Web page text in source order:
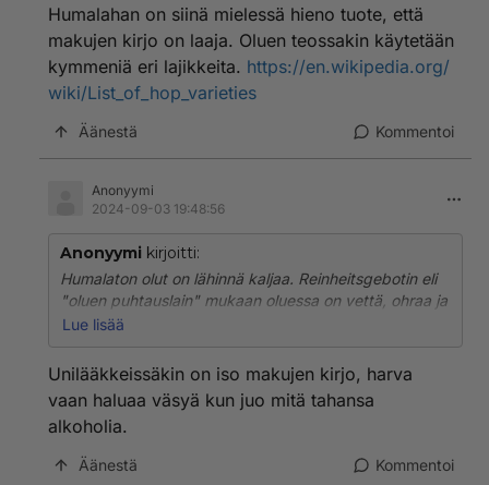
Humalahan on siinä mielessä hieno tuote, että
makujen kirjo on laaja. Oluen teossakin käytetään
kymmeniä eri lajikkeita. https://en.wikipedia.org/
wiki/List_of_hop_varieties
Äänestä Kommentoi
Anonyymi
2024-09-03 19:48:56
Anonyymi kirjoitti:
Humalaton olut on lähinnä kaljaa. Reinheitsgebotin eli
"oluen puhtauslain" mukaan oluessa on vettä, ohraa ja
humalaa. Ei muuta.
Humalahan on siinä mielessä hieno tuote, että makujen
kirjo on laaja. Oluen teossakin käytetään kymmeniä eri
lajikkeita.https://en.wikipedia.org/wiki/List_of_hop_vari
eties
Lue lisää
Unilääkkeissäkin on iso makujen kirjo, harva
vaan haluaa väsyä kun juo mitä tahansa
alkoholia.
Äänestä Kommentoi